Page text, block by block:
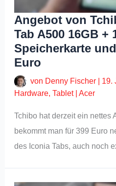
Angebot von
Tab A500 16GB +
Speicherkarte
Euro
von Denny Fischer 19.
Hardware,Tablet|Acer
Tchibo hat derzeit ein nettes
bekommt man für 399 Euro
des Iconia Tabs, auch noch